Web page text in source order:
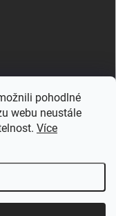
pohodlné
webu neustále
Více